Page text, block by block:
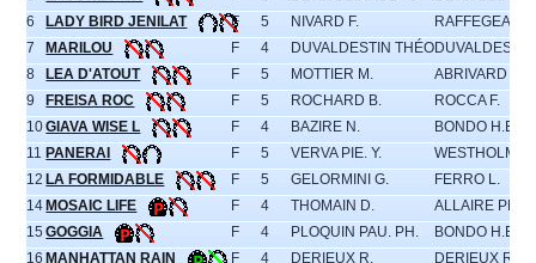
6
LADY BIRD JENILAT F 5 NIVARD F.
RAFFEGEAU
7
MARILOU F 4 DUVALDESTIN THÉO
8
LEA D'ATOUT F 5 MOTTIER M.
ABRIVARD M.
9
FREISA ROC F 5 ROCHARD B.
ROCCA F.
10GIAVA WISE L F 4 BAZIRE N.
BONDO H.E.
11 PANERAI F 5 VERVA PIE. Y.
WESTHOLM J.
12 LA FORMIDABLE F 5 GELORMINI G.
FERRO L.
14 MOSAIC LIFE F 4 THOMAIN D.
ALLAIRE PH.
15 GOGGIA F 4 PLOQUIN PAU. PH.
BONDO H.E.
16 MANHATTAN RAIN F 4 DERIEUX R. DERIEUX R.